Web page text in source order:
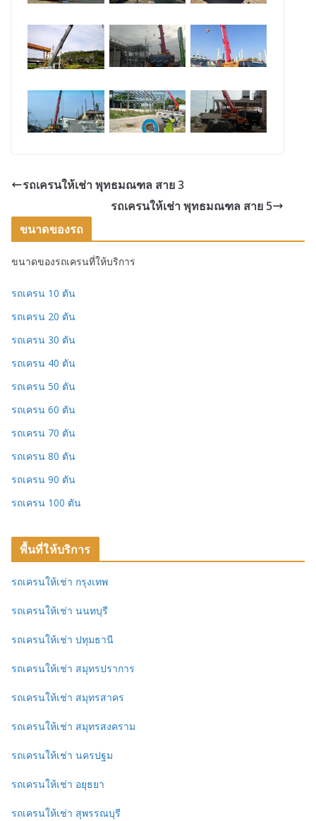
รถเครนให้เช่า พุทธมณฑล สาย 3
รถเครนให้เช่า พุทธมณฑล สาย 5
ขนาดของรถ
ขนาดของรถเครนที่ให้บริการ
รถเครน 10 ตัน
รถเครน 20 ตัน
รถเครน 30 ตัน
รถเครน 40 ตัน
รถเครน 50 ตัน
รถเครน 60 ตัน
รถเครน 70 ตัน
รถเครน 80 ตัน
รถเครน 90 ตัน
รถเครน 100 ตัน
พื้นที่ให้บริการ
รถเครนให้เช่า กรุงเทพ
รถเครนให้เช่า นนทบุรี
รถเครนให้เช่า ปทุมธานี
รถเครนให้เช่า สมุทรปราการ
รถเครนให้เช่า สมุทรสาคร
รถเครนให้เช่า สมุทรสงคราม
รถเครนให้เช่า นครปฐม
รถเครนให้เช่า อยุธยา
รถเครนให้เช่า สุพรรณบุรี